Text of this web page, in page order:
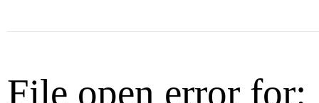
File open error for: